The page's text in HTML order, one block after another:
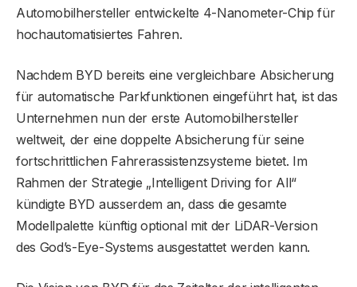
Automobilhersteller entwickelte 4-Nanometer-Chip für
hochautomatisiertes Fahren.
Nachdem BYD bereits eine vergleichbare Absicherung
für automatische Parkfunktionen eingeführt hat, ist das
Unternehmen nun der erste Automobilhersteller
weltweit, der eine doppelte Absicherung für seine
fortschrittlichen Fahrerassistenzsysteme bietet. Im
Rahmen der Strategie „Intelligent Driving for All“
kündigte BYD ausserdem an, dass die gesamte
Modellpalette künftig optional mit der LiDAR-Version
des God’s-Eye-Systems ausgestattet werden kann.